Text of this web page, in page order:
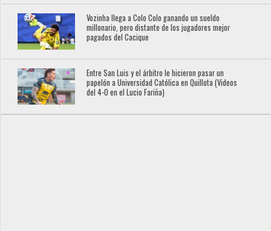
Vozinha llega a Colo Colo ganando un sueldo
millonario, pero distante de los jugadores mejor
pagados del Cacique
Entre San Luis y el árbitro le hicieron pasar un
papelón a Universidad Católica en Quillota (Videos
del 4-0 en el Lucio Fariña)